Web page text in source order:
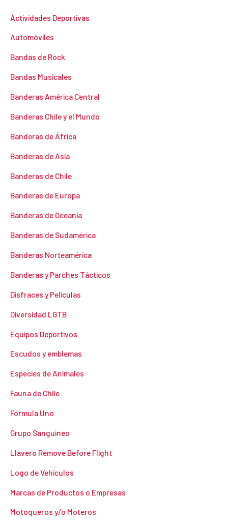
Actividades Deportivas
Automóviles
Bandas de Rock
Bandas Musicales
Banderas América Central
Banderas Chile y el Mundo
Banderas de África
Banderas de Asia
Banderas de Chile
Banderas de Europa
Banderas de Oceanía
Banderas de Sudamérica
Banderas Norteamérica
Banderas y Parches Tácticos
Disfraces y Películas
Diversidad LGTB
Equipos Deportivos
Escudos y emblemas
Especies de Animales
Fauna de Chile
Fórmula Uno
Grupo Sanguineo
Llavero Remove Before Flight
Logo de Vehículos
Marcas de Productos o Empresas
Motoqueros y/o Moteros